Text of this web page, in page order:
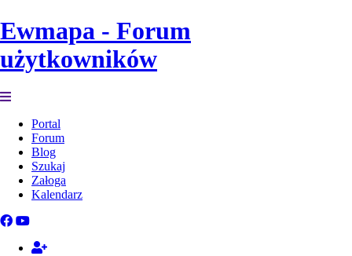
Ewmapa - Forum
użytkowników
Portal
Forum
Blog
Szukaj
Załoga
Kalendarz